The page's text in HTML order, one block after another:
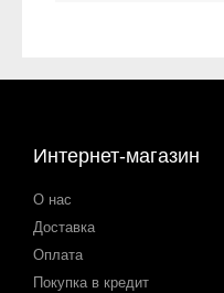
Интернет-магазин
О нас
Доставка
Оплата
Покупка в кредит